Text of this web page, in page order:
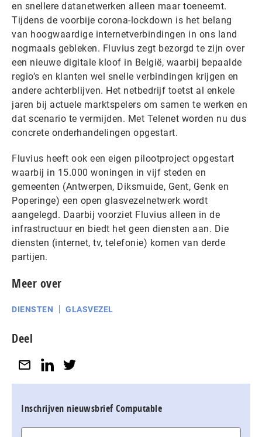
en snellere datanetwerken alleen maar toeneemt.
Tijdens de voorbije corona-lockdown is het belang
van hoogwaardige internetverbindingen in ons land
nogmaals gebleken. Fluvius zegt bezorgd te zijn over
een nieuwe digitale kloof in België, waarbij bepaalde
regio’s en klanten wel snelle verbindingen krijgen en
andere achterblijven. Het netbedrijf toetst al enkele
jaren bij actuele marktspelers om samen te werken en
dat scenario te vermijden. Met Telenet worden nu dus
concrete onderhandelingen opgestart.
Fluvius heeft ook een eigen pilootproject opgestart
waarbij in 15.000 woningen in vijf steden en
gemeenten (Antwerpen, Diksmuide, Gent, Genk en
Poperinge) een open glasvezelnetwerk wordt
aangelegd. Daarbij voorziet Fluvius alleen in de
infrastructuur en biedt het geen diensten aan. Die
diensten (internet, tv, telefonie) komen van derde
partijen.
Meer over
DIENSTEN GLASVEZEL
Deel
Inschrijven nieuwsbrief Computable